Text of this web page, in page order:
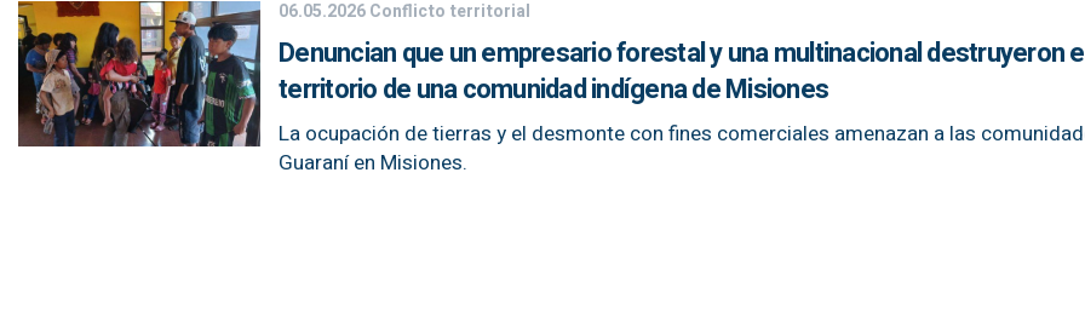
06.05.2026Conflicto territorial
Denuncian que un empresario forestal y una multinacional destruyeron
territorio de una comunidad indígena de Misiones
La ocupación de tierras y el desmonte con fines comerciales amenazan a las
Guaraní en Misiones.